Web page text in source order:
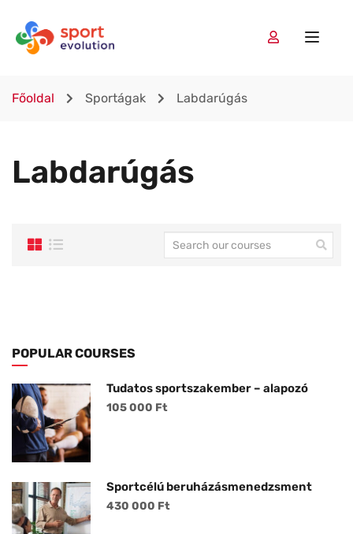
Főoldal Sportágak Labdarúgás
Labdarúgás
POPULAR COURSES
Tudatos sportszakember – alapozó
105 000 Ft
Sportcélú beruházásmenedzsment
430 000 Ft